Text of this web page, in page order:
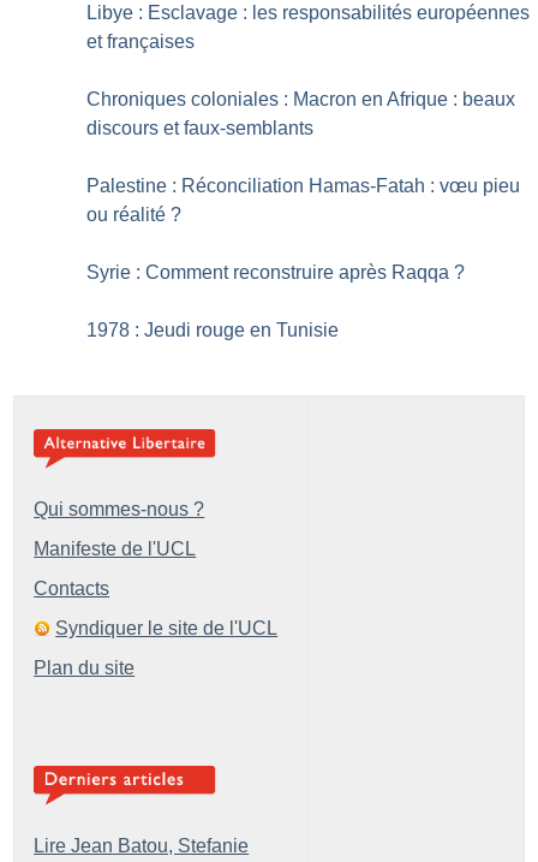
Libye : Esclavage : les responsabilités européennes
et françaises
Chroniques coloniales : Macron en Afrique : beaux
discours et faux-semblants
Palestine : Réconciliation Hamas-Fatah : vœu pieu
ou réalité ?
Syrie : Comment reconstruire après Raqqa ?
1978 : Jeudi rouge en Tunisie
Qui sommes-nous ?
Manifeste de l'UCL
Contacts
Syndiquer le site de l'UCL
Plan du site
Lire Jean Batou, Stefanie